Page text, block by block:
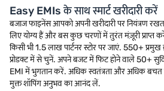
Easy EMIs के साथ स्मार्ट खरीदारी करें
बजाज फाइनेंस आपको अपनी खरीदारी पर नियंत्रण
लिए योग्य हैं और बस कुछ चरणों में तुरंत मंज़ूरी प्राप्त
किसी भी 1.5 लाख पार्टनर स्टोर पर जाएं. 550+
प्रोडक्ट में से चुनें. अपने बजट में फिट होने वाले 50+
EMI में भुगतान करें. अधिक स्वतंत्रता और अधिक
मुक्त शॉपिंग अनुभव का आनंद लें.